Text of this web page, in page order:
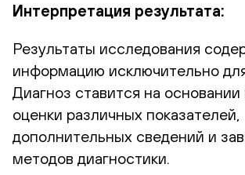
Интерпретация результата:
Результаты исследования
информацию исключительно
Диагноз ставится на
оценки различных показателей,
дополнительных сведений и
методов диагностики.